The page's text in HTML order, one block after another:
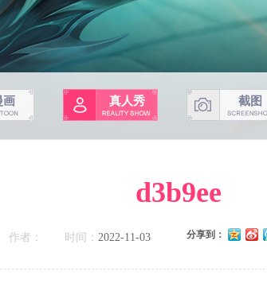
画 真人秀 截图
d3b9ee
作者： 时间： 2022-11-03 分享到：